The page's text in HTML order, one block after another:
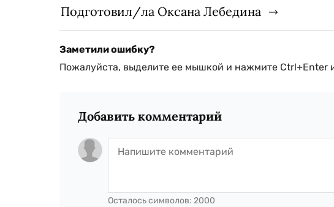
Подготовил/ла Оксана Лебедина
Заметили ошибку?
Пожалуйста, выделите ее мышкой и нажмите Ctrl+Enter
Добавить комментарий
Осталось символов: 2000